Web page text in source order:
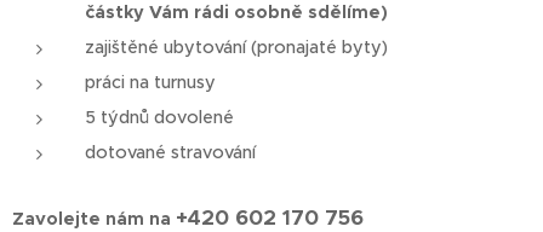
částky Vám rádi osobně sdělíme)
zajištěné ubytování (pronajaté byty)
práci na turnusy
5 týdnů dovolené
dotované stravování
Zavolejte nám na +420 602 170 756